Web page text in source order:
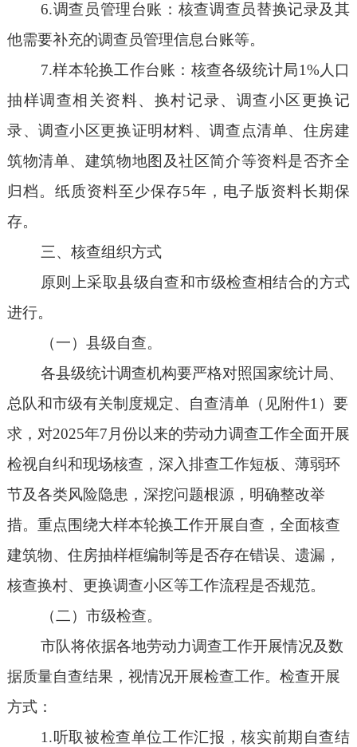
6.调查员管理台账：核查调查员替换记录及其
他需要补充的调查员管理信息台账等。
7.样本轮换工作台账：核查各级统计局1%人口
抽样调查相关资料、换村记录、调查小区更换记
录、调查小区更换证明材料、调查点清单、住房建
筑物清单、建筑物地图及社区简介等资料是否齐全
归档。纸质资料至少保存5年，电子版资料长期保
存。
三、核查组织方式
原则上采取县级自查和市级检查相结合的方式
进行。
（一）县级自查。
各县级统计调查机构要严格对照国家统计局、
总队和市级有关制度规定、自查清单（见附件1）要
求，对2025年7月份以来的劳动力调查工作全面开展
检视自纠和现场核查，深入排查工作短板、薄弱环
节及各类风险隐患，深挖问题根源，明确整改举
措。重点围绕大样本轮换工作开展自查，全面核查
建筑物、住房抽样框编制等是否存在错误、遗漏，
核查换村、更换调查小区等工作流程是否规范。
（二）市级检查。
市队将依据各地劳动力调查工作开展情况及数
据质量自查结果，视情况开展检查工作。检查开展
方式：
1.听取被检查单位工作汇报，核实前期自查结